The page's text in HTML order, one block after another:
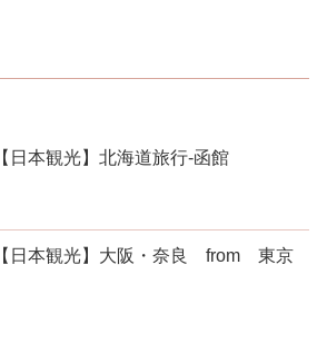
【日本観光】北海道旅行-函館
【日本観光】大阪・奈良 from 東京